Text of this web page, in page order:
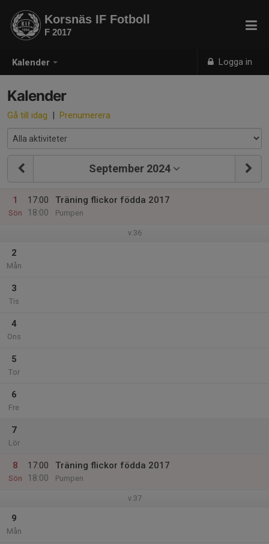
Kalender Logga in
Korsnäs IF Fotboll
F 2017
Kalender
Gå till idag | Prenumerera
September 2024
1
Sön
17:00
18:00
Träning flickor födda 2017
Pumpen
v.36
2
Mån
3
Tis
4
Ons
5
Tor
6
Fre
7
Lör
8
Sön
17:00
18:00
Träning flickor födda 2017
Pumpen
v.37
9
Mån